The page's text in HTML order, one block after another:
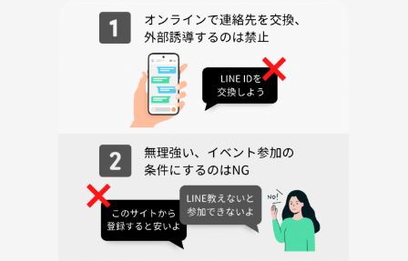
普通の交流会・イベントに飽きた方、女性1人での参加、都市伝説や怪
談を詳しくない初めての方も丁寧にご案内＆解説しますのでご参加お待
【迷える子羊たち（参加対象）】
・とにかく都市伝説や怪談・怖い話が好きで、都市伝説系youtuberや怪
談系youtuberの動画をよく見ている！
・奇妙な体験や心霊体験をしたことがある！
・なんか面白そうだから！
・趣味関心の合う友達や知り合いが欲しい！